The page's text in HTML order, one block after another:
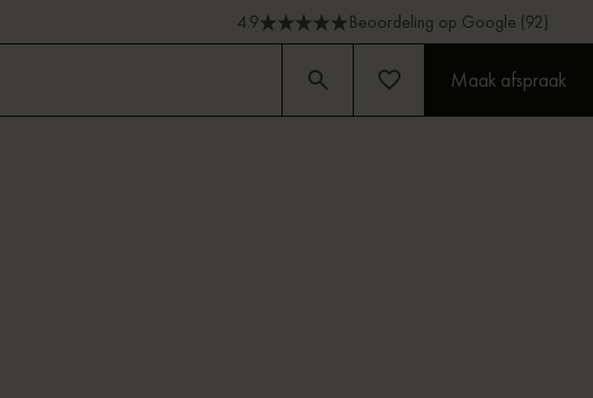
4.9 Beoordeling op Google (92)
Maak afspraak